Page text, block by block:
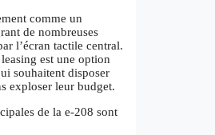
comme un
de nombreuses
l’écran tactile central.
est une option
souhaitent disposer
exploser leur budget.
de la e-208 sont